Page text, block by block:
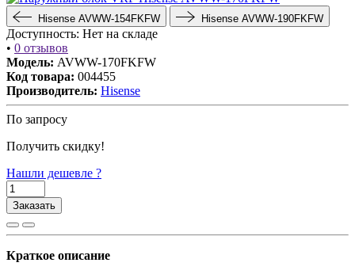
Hisense AVWW-154FKFW Hisense AVWW-190FKFW
Доступность: Нет на складе
• 0 отзывов
Модель: AVWW-170FKFW
Код товара: 004455
Производитель: Hisense
По запросу
Получить скидку!
Нашли дешевле ?
Заказать
Краткое описание